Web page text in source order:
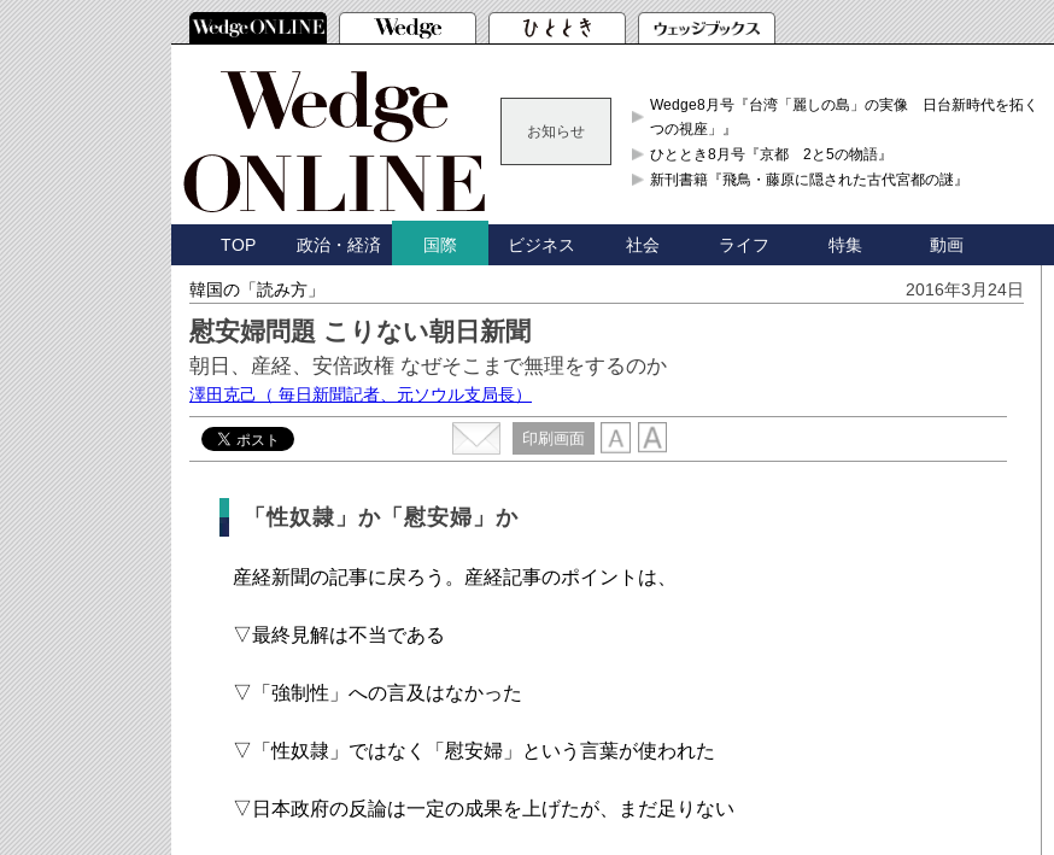
お知らせ
Wedge8月号『台湾「麗しの島」の実像 日台新時代を拓く「3
つの視座」』
ひととき8月号『京都 2と5の物語』
新刊書籍『飛鳥・藤原に隠された古代宮都の謎』
TOP 政治・経済 国際 ビジネス 社会 ライフ 特集 動画
韓国の「読み方」 2016年3月24日
慰安婦問題 こりない朝日新聞
朝日、産経、安倍政権 なぜそこまで無理をするのか
澤田克己 （ 毎日新聞記者、元ソウル支局長）
印刷画面
「性奴隷」か「慰安婦」か
産経新聞の記事に戻ろう。産経記事のポイントは、
▽最終見解は不当である
▽「強制性」への言及はなかった
▽「性奴隷」ではなく「慰安婦」という言葉が使われた
▽日本政府の反論は一定の成果を上げたが、まだ足りない